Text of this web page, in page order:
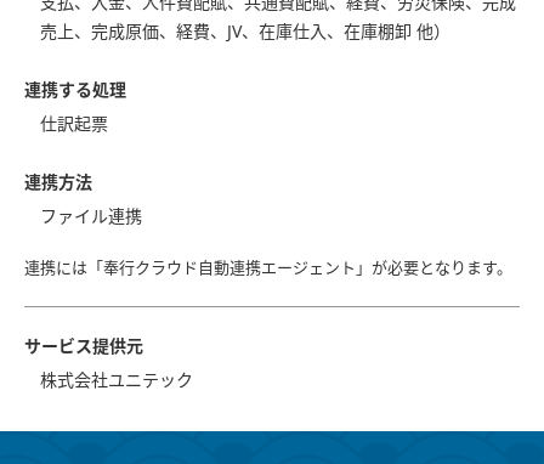
売上、完成原価、経費、JV、在庫仕入、在庫棚卸 他）
連携する処理
仕訳起票
連携方法
ファイル連携
連携には「奉行クラウド自動連携エージェント」が必要となります。
サービス提供元
株式会社ユニテック